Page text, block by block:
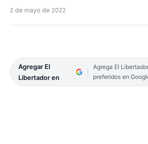
2 de mayo de 2022
Agregar El
Libertador en
Agrega El
preferidos en